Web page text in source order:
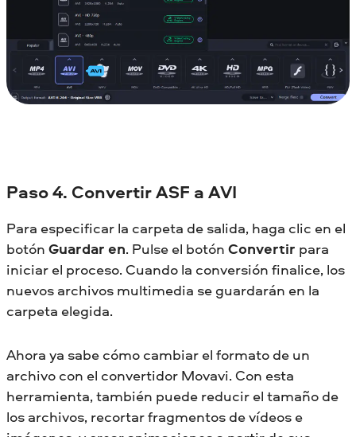
Paso 4. Convertir ASF a AVI
Para especificar la carpeta de salida, haga clic en el
botón Guardar en. Pulse el botón Convertir para
iniciar el proceso. Cuando la conversión finalice, los
nuevos archivos multimedia se guardarán en la
carpeta elegida.
Ahora ya sabe cómo cambiar el formato de un
archivo con el convertidor Movavi. Con esta
herramienta, también puede reducir el tamaño de
los archivos, recortar fragmentos de vídeos e